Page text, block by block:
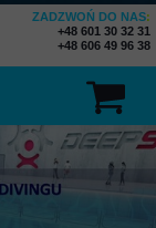
ZADZWOŃ DO NAS:
+48 601 30 32 31
+48 606 49 96 38